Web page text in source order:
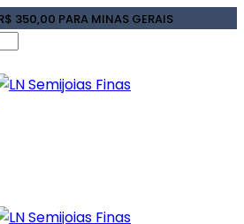
350,00 PARA MINAS GERAIS